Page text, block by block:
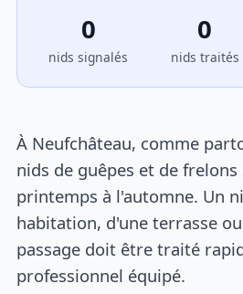
0
nids signalés
0
nids traités
À Neufchâteau, comme
nids de guêpes et de
printemps à l'automne. Un
habitation, d'une terrasse
passage doit être traité
professionnel équipé.